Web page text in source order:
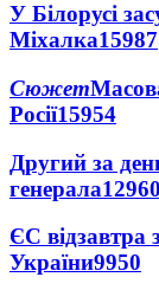
У Білорусі
Міхалка15987
Сюжет
Росії15954
Другий за
генерала12960
ЄС відзавтра
України9950